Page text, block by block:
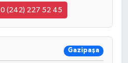
0 (242) 227 52 45
Gazipaşa